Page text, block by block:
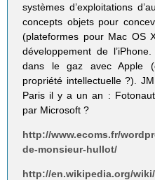
systèmes d’exploitations
concepts objets pour
(plateformes pour Mac OS
développement de
dans le gaz avec Apple
propriété intellectuelle ?).
Paris il y a un an :
par Microsoft ?
http://www.ecoms.fr/
de-monsieur-hullot/
http://en.wikipedia.org/